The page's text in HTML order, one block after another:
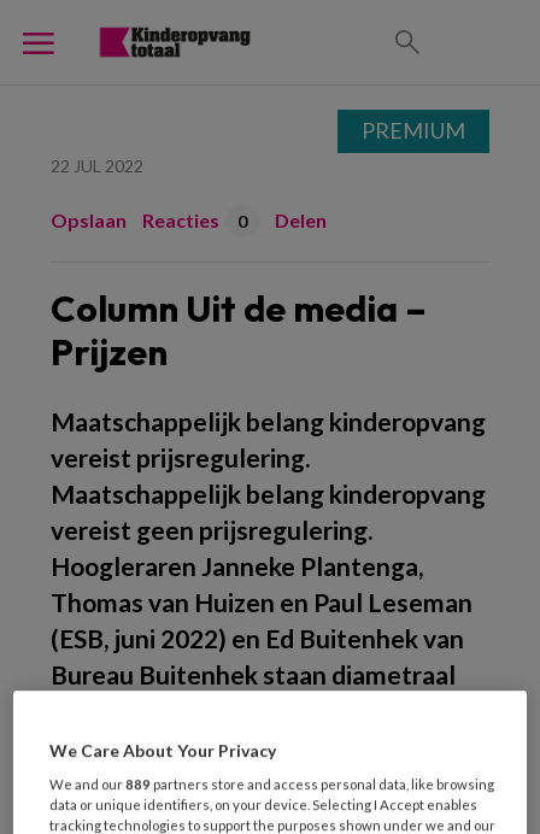
22 JUL 2022
Opslaan Reacties 0 Delen
Column Uit de media –
Prijzen
Maatschappelijk belang kinderopvang
vereist prijsregulering.
Maatschappelijk belang kinderopvang
vereist geen prijsregulering.
Hoogleraren Janneke Plantenga,
Thomas van Huizen en Paul Leseman
(ESB, juni 2022) en Ed Buitenhek van
Bureau Buitenhek staan diametraal
de uurprijzen.
Prijsregulering
PREMIUM
We Care About Your Privacy
We and our889 partners store and access personal data, like browsing
data or unique identifiers, on your device. Selecting I Accept enables
tracking technologies to support the purposes shown under we and our